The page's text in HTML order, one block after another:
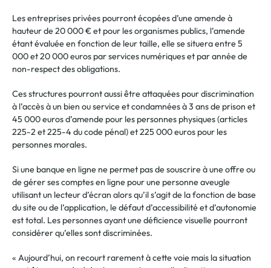
Les entreprises privées pourront écopées d’une amende à
hauteur de 20 000 € et pour les organismes publics, l’amende
étant évaluée en fonction de leur taille, elle se situera entre 5
000 et 20 000 euros par services numériques et par année de
non-respect des obligations.
Ces structures pourront aussi être attaquées pour discrimination
à l’accès à un bien ou service et condamnées à 3 ans de prison et
45 000 euros d’amende pour les personnes physiques (articles
225-2 et 225-4 du code pénal) et 225 000 euros pour les
personnes morales.
Si une banque en ligne ne permet pas de souscrire à une offre ou
de gérer ses comptes en ligne pour une personne aveugle
utilisant un lecteur d’écran alors qu’il s’agit de la fonction de base
du site ou de l’application, le défaut d’accessibilité et d’autonomie
est total. Les personnes ayant une déficience visuelle pourront
considérer qu’elles sont discriminées.
« Aujourd’hui, on recourt rarement à cette voie mais la situation